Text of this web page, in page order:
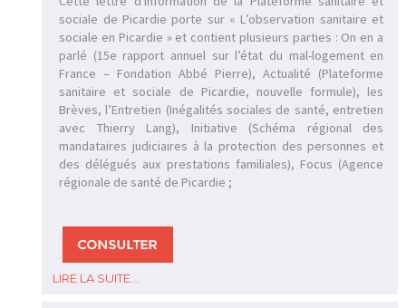
sociale de Picardie porte sur « L’observation sanitaire et
sociale en Picardie » et contient plusieurs parties : On en a
parlé (15e rapport annuel sur l’état du mal-logement en
France – Fondation Abbé Pierre), Actualité (Plateforme
sanitaire et sociale de Picardie, nouvelle formule), les
Brèves, l’Entretien (Inégalités sociales de santé, entretien
avec Thierry Lang), Initiative (Schéma régional des
mandataires judiciaires à la protection des personnes et
des délégués aux prestations familiales), Focus (Agence
régionale de santé de Picardie ;
LIRE LA SUITE...